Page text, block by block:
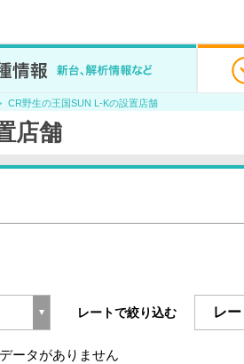
CR野生の王国SUN L-Kの設置店舗
店舗
レートで絞り込む
ータがありません